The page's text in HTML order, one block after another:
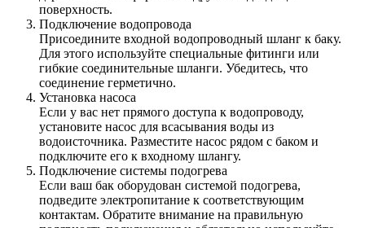
поверхность.
Подключение водопровода
Присоедините входной водопроводный шланг к баку.
Для этого используйте специальные фитинги или
гибкие соединительные шланги. Убедитесь, что
соединение герметично.
Установка насоса
Если у вас нет прямого доступа к водопроводу,
установите насос для всасывания воды из
водоисточника. Разместите насос рядом с баком и
подключите его к входному шлангу.
Подключение системы подогрева
Если ваш бак оборудован системой подогрева,
подведите электропитание к соответствующим
контактам. Обратите внимание на правильную